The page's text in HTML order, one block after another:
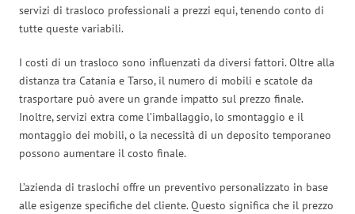
servizi di trasloco professionali a prezzi equi, tenendo conto di
tutte queste variabili.
I costi di un trasloco sono influenzati da diversi fattori. Oltre alla
distanza tra Catania e Tarso, il numero di mobili e scatole da
trasportare può avere un grande impatto sul prezzo finale.
Inoltre, servizi extra come l’imballaggio, lo smontaggio e il
montaggio dei mobili, o la necessità di un deposito temporaneo
possono aumentare il costo finale.
L’azienda di traslochi offre un preventivo personalizzato in base
alle esigenze specifiche del cliente. Questo significa che il prezzo